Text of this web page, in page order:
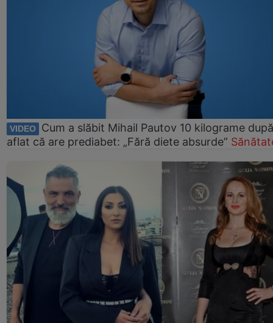
VIDEO
Cum a slăbit Mihail Pautov 10 kilograme
aflat că are prediabet: „Fără diete absurde”